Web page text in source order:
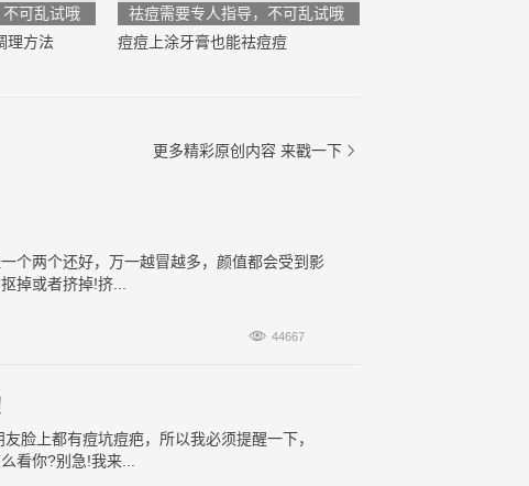
可乱试哦
理方法
祛痘需要专人指导，不可乱试哦
痘痘上涂牙膏也能祛痘痘
更多精彩原创内容 来戳一下 
个两个还好，万一越冒越多，颜值都会受到影
掉或者挤掉!挤...
 44667
脸上都有痘坑痘疤，所以我必须提醒一下，
看你?别急!我来...